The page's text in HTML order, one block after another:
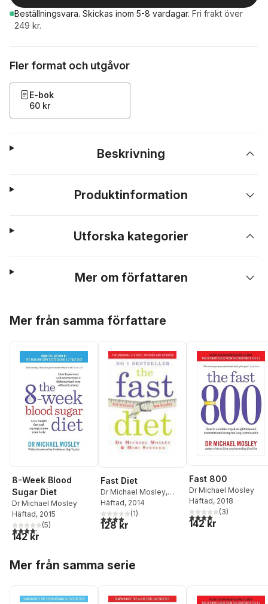
Beställningsvara. Skickas inom 5-8 vardagar. Fri frakt över
249 kr.
Fler format och utgåvor
E-bok
60 kr
Beskrivning
Produktinformation
Utforska kategorier
Mer om författaren
Mer från samma författare
8-Week Blood
Sugar Diet
Dr Michael Mosley
Häftad, 2015
4,2utav 5 stjärnor. Totalt antal röster:
(5)
142 kr
Fast Diet
Dr Michael Mosley,
Mimi Spencer
Häftad, 2014
4,0utav 5 stjärnor. Totalt antal röster:
(1)
128 kr
Fast 800
Dr Michael Mosley
Häftad, 2018
4,0utav 5 stjärnor.
(3)
142 kr
Mer från samma serie